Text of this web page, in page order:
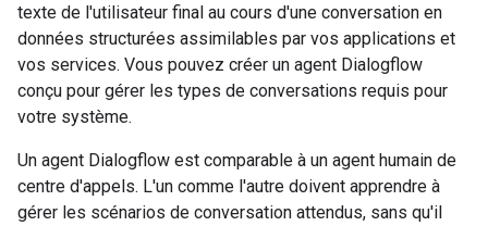
texte de l'utilisateur final au cours d'une conversation en
données structurées assimilables par vos applications et
vos services. Vous pouvez créer un agent Dialogflow
conçu pour gérer les types de conversations requis pour
votre système.
Un agent Dialogflow est comparable à un agent humain de
centre d'appels. L'un comme l'autre doivent apprendre à
gérer les scénarios de conversation attendus, sans qu'il